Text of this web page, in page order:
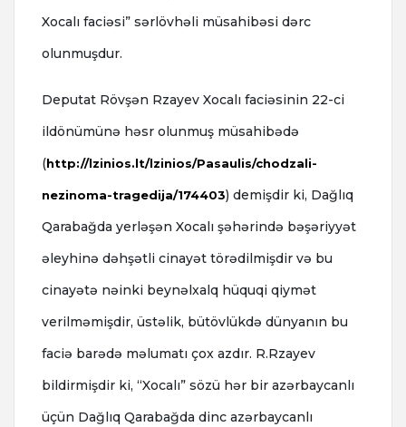
Xocalı faciəsi” sərlövhəli müsahibəsi dərc
olunmuşdur.
Deputat Rövşən Rzayev Xocalı faciəsinin 22-ci
ildönümünə həsr olunmuş müsahibədə
(http://lzinios.lt/lzinios/Pasaulis/chodzali-
nezinoma-tragedija/174403) demişdir ki, Dağlıq
Qarabağda yerləşən Xocalı şəhərində bəşəriyyət
əleyhinə dəhşətli cinayət törədilmişdir və bu
cinayətə nəinki beynəlxalq hüquqi qiymət
verilməmişdir, üstəlik, bütövlükdə dünyanın bu
faciə barədə məlumatı çox azdır. R.Rzayev
bildirmişdir ki, “Xocalı” sözü hər bir azərbaycanlı
üçün Dağlıq Qarabağda dinc azərbaycanlı